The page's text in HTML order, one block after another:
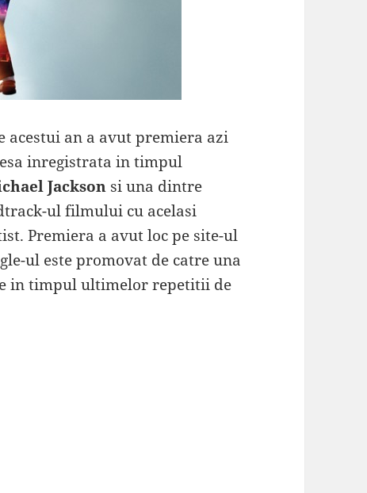
acestui an a avut premiera azi
inregistrata in timpul
Jackson si una dintre
ul filmului cu acelasi
Premiera a avut loc pe site-ul
ul este promovat de catre una
in timpul ultimelor repetitii de